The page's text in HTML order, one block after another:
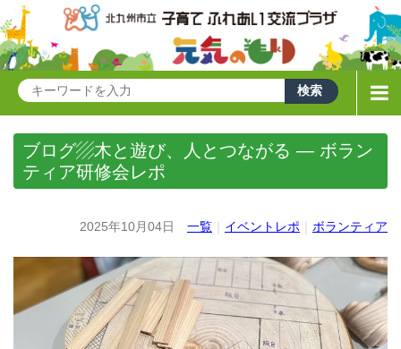
ブログ▨木と遊び、人とつながる ― ボラン
ティア研修会レポ
2025年10月04日 一覧 イベントレポ ボランティア